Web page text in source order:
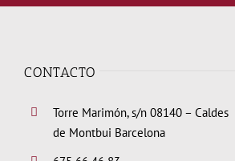
CONTACTO
Torre Marimón, s/n 08140 – Caldes
de Montbui Barcelona